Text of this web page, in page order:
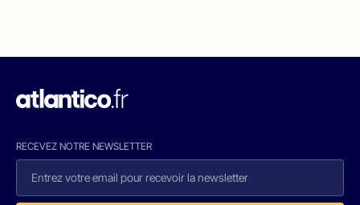
RECEVEZ NOTRE NEWSLETTER